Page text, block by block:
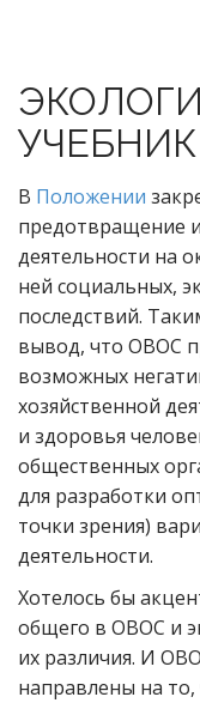
УЧЕБНИК
В Положении
предотвращение
деятельности на
ней социальных,
последствий.
вывод, что ОВОС
возможных
хозяйственной
и здоровья
общественных
для разработки
точки зрения)
деятельности.
Хотелось бы
общего в ОВОС и
их различия. И
направлены на